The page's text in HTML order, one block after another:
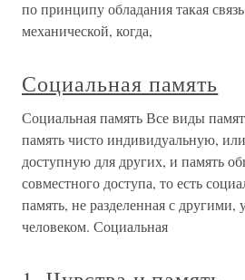
по принципу обладания такая
механической, когда,
Социальная память
Социальная память Все виды
память чисто индивидуальную,
доступную для других, и память
совместного доступа, то есть
память, не разделенная с другими,
человеком. Социальная